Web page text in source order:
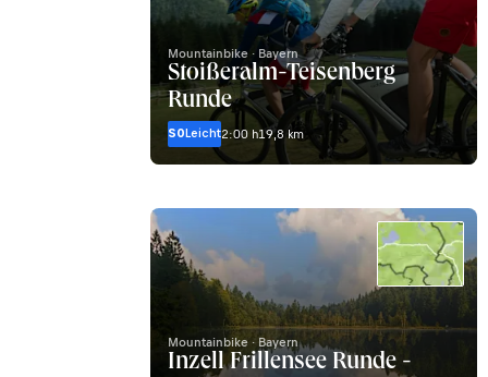
Mountainbike · Bayern
Stoißeralm-Teisenberg
Runde
S0 Leicht2:00 h19,8 km
Mountainbike · Bayern
Inzell Frillensee Runde -